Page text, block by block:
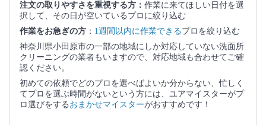
注文の取りやすさを重視する方： 作業に来てほしい日付を選
択して、その日が空いているプロに絞り込む
作業をお急ぎの方 ： 1週間以内に作業できるプロを絞り込む
神奈川県小田原市の一部の地域にしか対応していない洗面所
クリーニングの業者もいますので、対応地域も合わせてご確
認ください。
初めての依頼でどのプロを選べばよいか分からない、忙しく
てプロを選ぶ時間がないという方には、ユアマイスターがプ
ロ選びをする おまかせマイスターがおすすめです！